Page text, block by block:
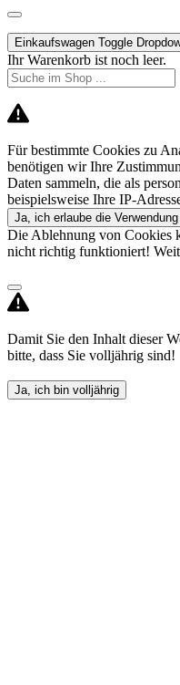
Einkaufswagen Toggle
Ihr Warenkorb ist noch leer.
Für bestimmte Cookies zu
benötigen wir Ihre
Daten sammeln, die als
beispielsweise Ihre IP-
Ja, ich erlaube die
Die Ablehnung von Cookies
nicht richtig funktioniert!
Damit Sie den Inhalt dieser
bitte, dass Sie volljährig sind!
Ja, ich bin volljährig